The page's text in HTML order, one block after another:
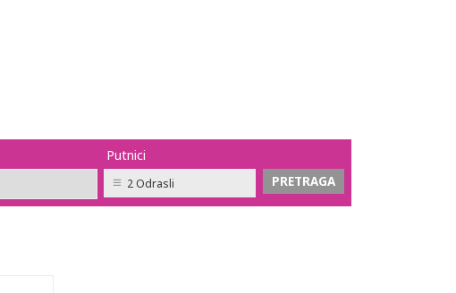
Putnici
2 Odrasli